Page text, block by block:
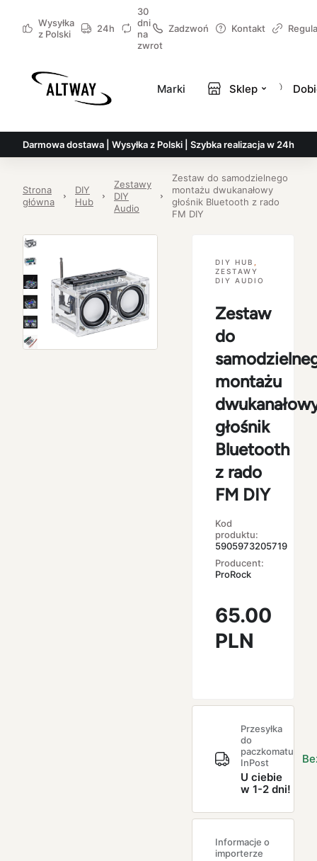
Wysyłka
z Polski
24h
30
dni
na
zwrot
Zadzwoń Kontakt
Marki Sklep
Darmowa dostawa | Wysyłka z Polski | Szybka realizacja w 24h
Strona
główna
DIY
Hub
Zestawy
DIY
Audio
Zestaw do samodzielnego
montażu dwukanałowy
głośnik Bluetooth z rado
FM DIY
DIY HUB
ZESTAWY
DIY AUDIO
Zestaw
do
montażu
głośnik
Bluetooth
z rado
FM DIY
Kod
produktu:
5905973205719
Producent:
ProRock
65.00
PLN
Przesyłka
do
paczkomatu
InPost
U ciebie
w 1-2 dni!
Informacje o
importerze